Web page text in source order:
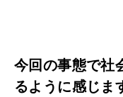
今回の事態で社
るように感じま